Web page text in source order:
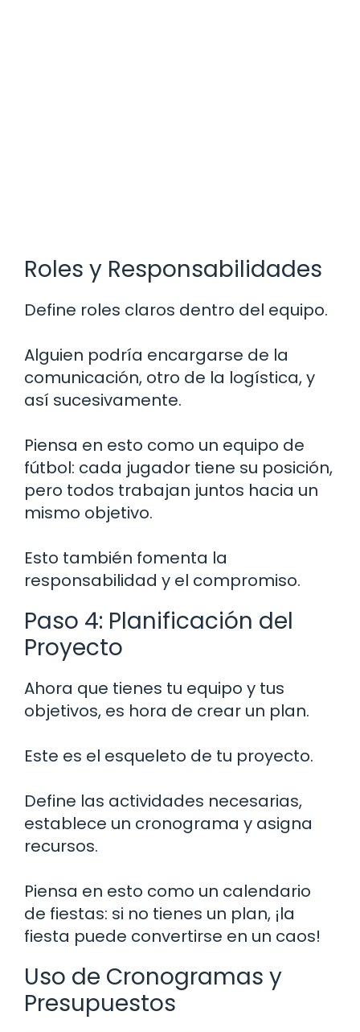
Roles y Responsabilidades
Define roles claros dentro del equipo.
Alguien podría encargarse de la
comunicación, otro de la logística, y
así sucesivamente.
Piensa en esto como un equipo de
fútbol: cada jugador tiene su posición,
pero todos trabajan juntos hacia un
mismo objetivo.
Esto también fomenta la
responsabilidad y el compromiso.
Paso 4: Planificación del
Proyecto
Ahora que tienes tu equipo y tus
objetivos, es hora de crear un plan.
Este es el esqueleto de tu proyecto.
Define las actividades necesarias,
establece un cronograma y asigna
recursos.
Piensa en esto como un calendario
de fiestas: si no tienes un plan, ¡la
fiesta puede convertirse en un caos!
Uso de Cronogramas y
Presupuestos